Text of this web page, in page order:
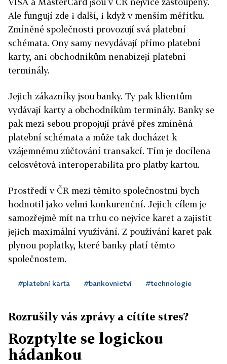
Ale fungují zde i další, i když v menším měřítku.
Zmíněné společnosti provozují svá platební
schémata. Ony samy nevydávají přímo platební
karty, ani obchodníkům nenabízejí platební
terminály.
Jejich zákazníky jsou banky. Ty pak klientům
vydávají karty a obchodníkům terminály. Banky se
pak mezi sebou propojují právě přes zmíněná
platební schémata a může tak docházet k
vzájemnému zúčtování transakcí. Tím je docílena
celosvětová interoperabilita pro platby kartou.
Prostředí v ČR mezi těmito společnostmi bych
hodnotil jako velmi konkurenční. Jejich cílem je
samozřejmě mít na trhu co nejvíce karet a zajistit
jejich maximální využívání. Z používání karet pak
plynou poplatky, které banky platí těmto
společnostem.
#platební karta #bankovnictví #technologie
Rozrušily vás zprávy a cítíte stres?
Rozptylte se logickou
hádankou